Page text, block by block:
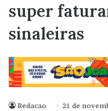
super
sinaleiras
Redacao 21 de